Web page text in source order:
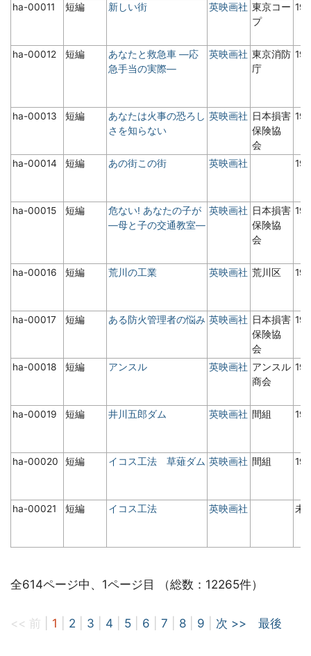
ha-00011 短編 新しい街 英映画社 東京コー
プ
ha-00012 短編
あなたと救急車 ―応
急手当の実際―
英映画社 東京消防
庁
ha-00013 短編
あなたは火事の恐ろし
さを知らない
英映画社 日本損害
保険協
会
ha-00014 短編 あの街この街 英映画社
ha-00015 短編
危ない! あなたの子が
―母と子の交通教室―
英映画社 日本損害
保険協
会
ha-00016 短編 荒川の工業 英映画社 荒川区
ha-00017 短編 ある防火管理者の悩み 英映画社 日本損害
保険協
会
ha-00018 短編 アンスル 英映画社 アンスル
商会
ha-00019 短編 井川五郎ダム 英映画社 間組
ha-00020 短編 イコス工法 草薙ダム 英映画社 間組
ha-00021 短編 イコス工法 英映画社 未
全614ページ中、1ページ目 （総数：12265件）
<< 前 1 2 3 4 5 6 7 8 9 次 >> 最後